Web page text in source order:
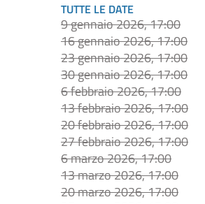
TUTTE LE DATE
9 gennaio 2026, 17:00
16 gennaio 2026, 17:00
23 gennaio 2026, 17:00
30 gennaio 2026, 17:00
6 febbraio 2026, 17:00
13 febbraio 2026, 17:00
20 febbraio 2026, 17:00
27 febbraio 2026, 17:00
6 marzo 2026, 17:00
13 marzo 2026, 17:00
20 marzo 2026, 17:00